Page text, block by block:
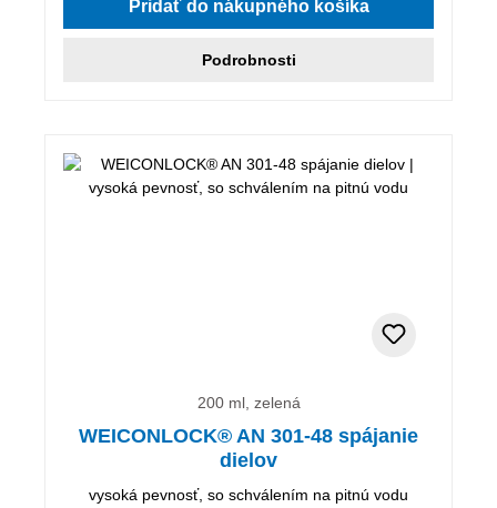
Pridať do nákupného košíka
Podrobnosti
200 ml, zelená
WEICONLOCK® AN 301-48 spájanie
dielov
vysoká pevnosť, so schválením na pitnú vodu